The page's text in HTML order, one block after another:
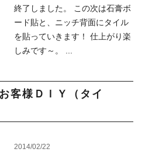
終了しました。 この次は石膏ボ
ード貼と、ニッチ背面にタイル
を貼っていきます！ 仕上がり楽
しみです～。 ...
客様ＤＩＹ（タイ
2014/02/22